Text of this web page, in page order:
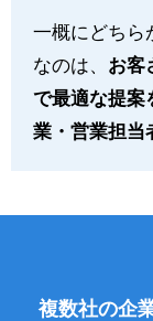
一概にどちら
なのは、 お客
で最適な提案
業・営業担当
複数社の企